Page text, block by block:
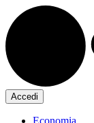
Accedi
Economia